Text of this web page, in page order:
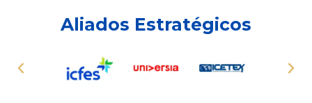
Aliados Estratégicos